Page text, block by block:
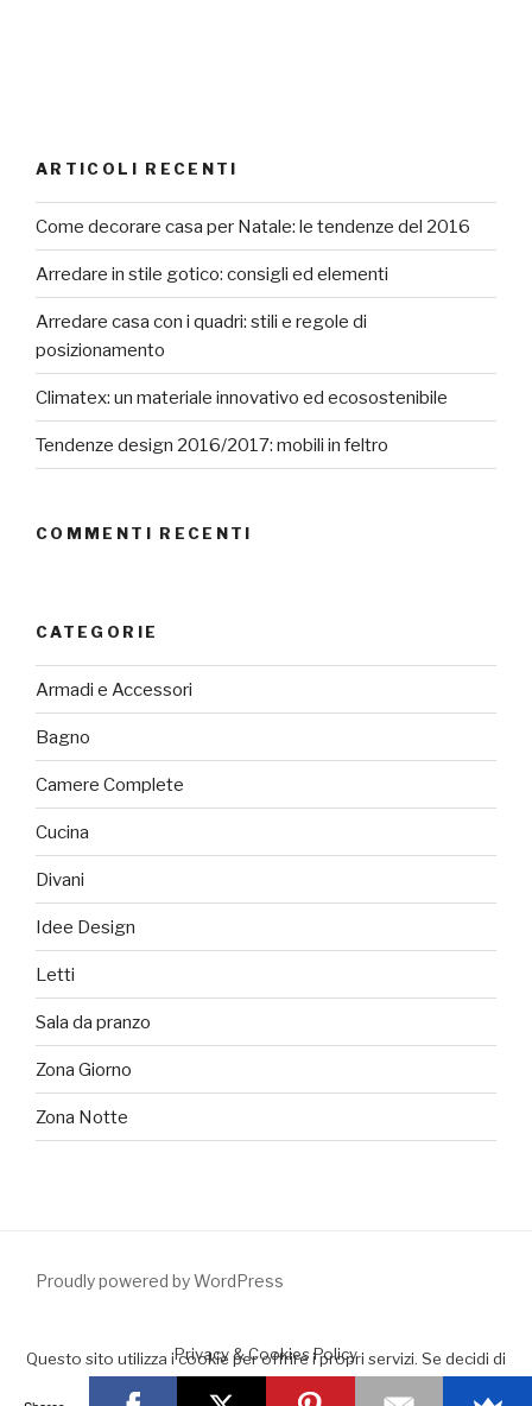
ARTICOLI RECENTI
Come decorare casa per Natale: le tendenze del 2016
Arredare in stile gotico: consigli ed elementi
Arredare casa con i quadri: stili e regole di
posizionamento
Climatex: un materiale innovativo ed ecosostenibile
Tendenze design 2016/2017: mobili in feltro
COMMENTI RECENTI
CATEGORIE
Armadi e Accessori
Bagno
Camere Complete
Cucina
Divani
Idee Design
Letti
Sala da pranzo
Zona Giorno
Zona Notte
Proudly powered by WordPress
Questo sito utilizza i cookie per offrire i propri servizi. Se decidi di
Privacy & Cookies Policy